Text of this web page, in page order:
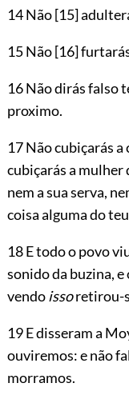
14 Não[15]
15 Não[16]
16 Não dirás falso
proximo.
17 Não cubiçarás
cubiçarás a mulher
nem a sua serva,
coisa alguma do
18 E todo o povo
sonido da buzina, e
vendoissoretirou-
19 E disseram a
ouviremos: e não
morramos.